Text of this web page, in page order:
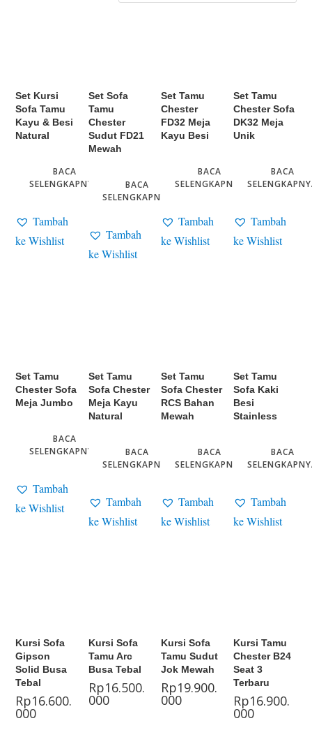
Set Kursi
Sofa Tamu
Kayu & Besi
Natural
BACA
SELENGKAPNYA
Tambah
ke Wishlist
Set Sofa
Tamu
Chester
Sudut FD21
Mewah
BACA
SELENGKAPNYA
Tambah
ke Wishlist
Set Tamu
Chester
FD32 Meja
Kayu Besi
BACA
SELENGKAPNYA
Tambah
ke Wishlist
Set Tamu
Chester Sofa
DK32 Meja
Unik
BACA
Tambah
ke Wishlist
Set Tamu
Chester Sofa
Meja Jumbo
BACA
SELENGKAPNYA
Tambah
ke Wishlist
Set Tamu
Sofa Chester
Meja Kayu
Natural
BACA
SELENGKAPNYA
Tambah
ke Wishlist
Set Tamu
Sofa Chester
RCS Bahan
Mewah
BACA
SELENGKAPNYA
Tambah
ke Wishlist
Set Tamu
Sofa Kaki
Besi
Stainless
BACA
Tambah
ke Wishlist
Kursi Sofa
Gipson
Solid Busa
Tebal
Rp16.600.
000
Kursi Sofa
Tamu Arc
Busa Tebal
Rp16.500.
000
Kursi Sofa
Tamu Sudut
Jok Mewah
Rp19.900.
000
Kursi Tamu
Chester B24
Seat 3
Terbaru
Rp16.900.
000